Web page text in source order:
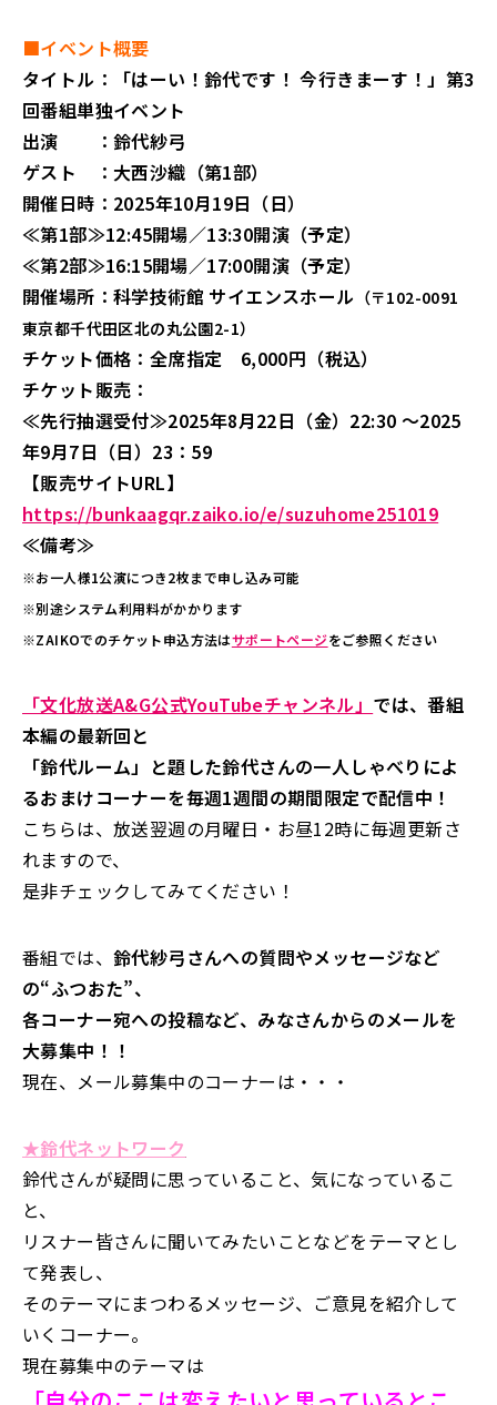
■イベント概要
タイトル：「はーい！鈴代です！ 今行きまーす！」第3
回番組単独イベント
出演 ：鈴代紗弓
ゲスト ：大西沙織（第1部）
開催日時：2025年10月19日（日）
≪第1部≫12:45開場／13:30開演（予定）
≪第2部≫16:15開場／17:00開演（予定）
開催場所：科学技術館 サイエンスホール （〒102-0091
東京都千代田区北の丸公園2-1）
チケット価格：全席指定 6,000円（税込）
チケット販売：
≪先行抽選受付≫2025年8月22日（金）22:30 ～2025
年9月7日（日）23：59
【販売サイトURL】
https://bunkaagqr.zaiko.io/e/suzuhome251019
≪備考≫
※お一人様1公演につき2枚まで申し込み可能
※別途システム利用料がかかります
※ZAIKOでのチケット申込方法はサポートページをご参照ください
「文化放送A&G公式YouTubeチャンネル」 では、番組
本編の最新回と
「鈴代ルーム」と題した鈴代さんの一人しゃべりによ
るおまけコーナーを毎週1週間の期間限定で配信中！
こちらは、放送翌週の月曜日・お昼12時に毎週更新さ
れますので、
是非チェックしてみてください！
番組では、 鈴代紗弓さんへの質問やメッセージなど
の“ふつおた”、
各コーナー宛への投稿など、みなさんからのメールを
大募集中！！
現在、メール募集中のコーナーは・・・
★鈴代ネットワーク
鈴代さんが疑問に思っていること、気になっているこ
と、
リスナー皆さんに聞いてみたいことなどをテーマとし
て発表し、
そのテーマにまつわるメッセージ、ご意見を紹介して
いくコーナー。
現在募集中のテーマは